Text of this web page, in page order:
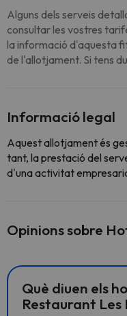
Alguns dels serveis
consultar les vostres
la informació d'aquesta
de l'allotjament. Si tens
Informació legal
Aquest allotjament és
tant, la prestació del
d'una activitat
Opinions sobre
Què diuen els
Restaurant Les